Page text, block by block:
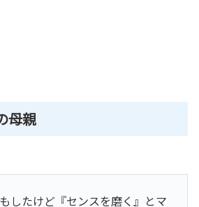
母親
したけど『センスを磨く』とマ